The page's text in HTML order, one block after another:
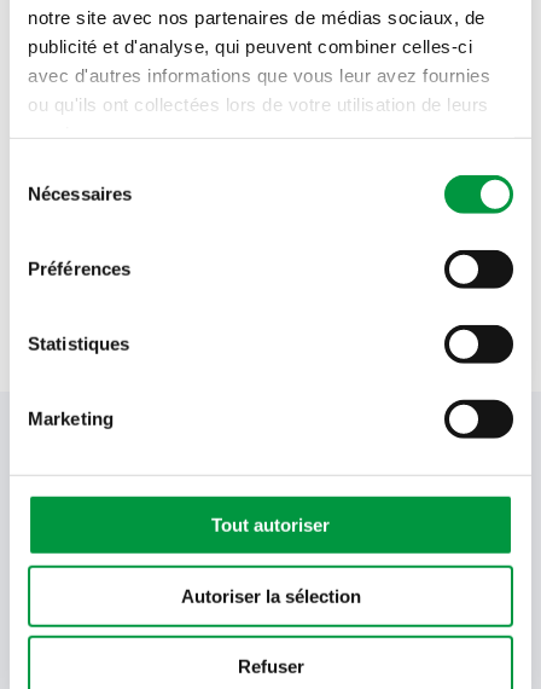
notre site avec nos partenaires de médias sociaux, de
publicité et d'analyse, qui peuvent combiner celles-ci
avec d'autres informations que vous leur avez fournies
ou qu'ils ont collectées lors de votre utilisation de leurs
Nécessaires
Préférences
Statistiques
Marketing
Tout autoriser
Autoriser la sélection
Refuser
Samedi 8 août 06h00 - 22h00
Dimanche 9 août 08h00 - 20h00
06h00 - 22h00
Mercredi 12 août 06h00 - 22h00
Jeudi 13 août 06h00 - 22h00
Votre newsletter Cactus
Offres, recettes, promotions et offres exclusives en
avant-première ! Recevez-les dans votre boîte de